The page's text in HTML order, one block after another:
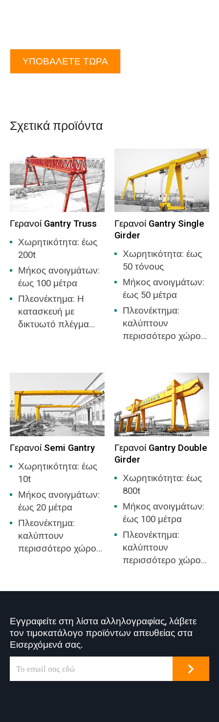
ΥΠΟΒΆΛΕΤΕ ΤΏΡΑ
Σχετικά προϊόντα
Γερανοί Gantry Truss
Χωρητικότητα: έως
200t
Μήκος ανοιγμάτων:
έως 100 μέτρα
Πλεονέκτημα: Η
κατασκευή με
δικτυωτό πλέγμα
επιλογή για ανοιχτή
αυλή.
Γερανοί Gantry Single
Girder
Χωρητικότητα: έως
50 τόνους
Μήκος ανοιγμάτων:
έως 50 μέτρα
Πλεονέκτημα:
καλύπτουν
περισσότερο χώρο
Γερανοί Semi Gantry
Χωρητικότητα: έως
10t
Μήκος ανοιγμάτων:
έως 20 μέτρα
Πλεονέκτημα:
καλύπτουν
περισσότερο χώρο
Γερανοί Gantry Double
Girder
Χωρητικότητα: έως
800t
Μήκος ανοιγμάτων:
έως 100 μέτρα
Πλεονέκτημα:
καλύπτουν
περισσότερο χώρο
Εγγραφείτε στη λίστα αλληλογραφίας, λάβετε
τον τιμοκατάλογο προϊόντων απευθείας στα
Εισερχόμενά σας.